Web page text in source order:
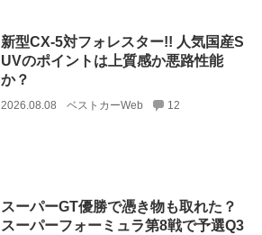
新型CX-5対フォレスター!! 人気国産S
UVのポイントは上質感か悪路性能
か？
2026.08.08 ベストカーWeb 12
スーパーGT優勝で憑き物も取れた？
スーパーフォーミュラ第8戦で予選Q3